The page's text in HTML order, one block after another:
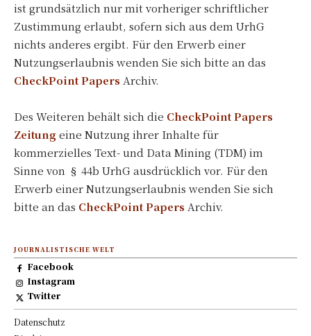
ist grundsätzlich nur mit vorheriger schriftlicher
Zustimmung erlaubt, sofern sich aus dem UrhG
nichts anderes ergibt. Für den Erwerb einer
Nutzungserlaubnis wenden Sie sich bitte an das
CheckPoint Papers Archiv.
Des Weiteren behält sich die CheckPoint Papers
Zeitungeine Nutzung ihrer Inhalte für
kommerzielles Text- und Data Mining (TDM) im
Sinne von § 44b UrhG ausdrücklich vor. Für den
Erwerb einer Nutzungserlaubnis wenden Sie sich
bitte an das CheckPoint Papers Archiv.
JOURNALISTISCHE WELT
Facebook
Instagram
Twitter
Datenschutz